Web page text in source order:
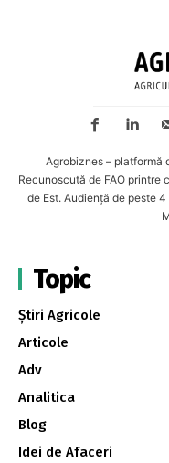
Agrobiznes – platformă
Recunoscută de FAO printre
de Est. Audiență de peste
Topic
Știri Agricole
Articole
Adv
Analitica
Blog
Idei de Afaceri